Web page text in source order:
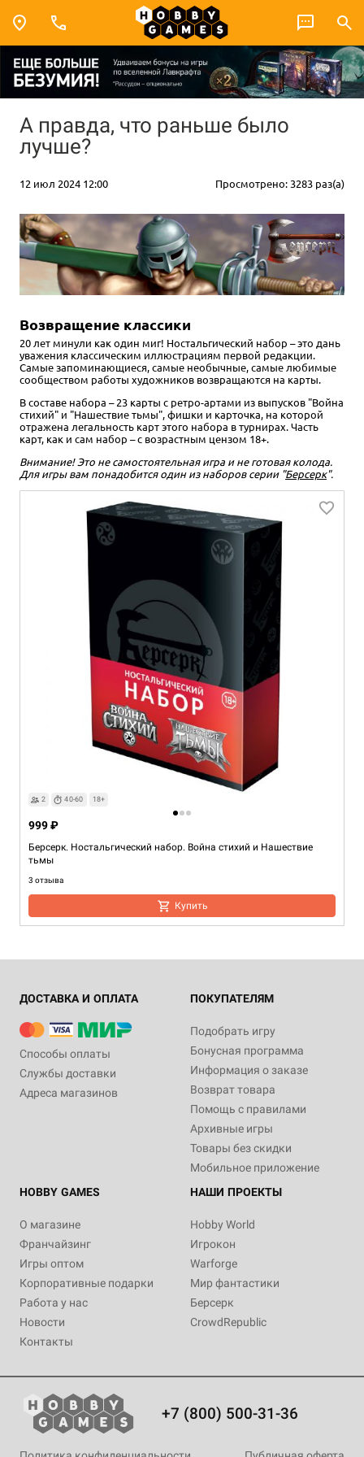
А правда, что раньше было
лучше?
12 июл 2024 12:00 Просмотрено: 3283 раз(а)
Возвращение классики
20 лет минули как один миг! Ностальгический набор – это дань
уважения классическим иллюстрациям первой редакции.
Самые запоминающиеся, самые необычные, самые любимые
сообществом работы художников возвращаются на карты.
В составе набора – 23 карты с ретро-артами из выпусков "Война
стихий" и "Нашествие тьмы", фишки и карточка, на которой
отражена легальность карт этого набора в турнирах. Часть
карт, как и сам набор – с возрастным цензом 18+.
Внимание! Это не самостоятельная игра и не готовая колода.
Для игры вам понадобится один из наборов серии "Берсерк".
2 40-60 18+
Берсерк. Ностальгический набор. Война стихий и Нашествие
тьмы
3 отзыва
999 ₽
Купить
ДОСТАВКА И ОПЛАТА
Способы оплаты
Службы доставки
Адреса магазинов
ПОКУПАТЕЛЯМ
Подобрать игру
Бонусная программа
Информация о заказе
Возврат товара
Помощь с правилами
Архивные игры
Товары без скидки
Мобильное приложение
HOBBY GAMES
О магазине
Франчайзинг
Игры оптом
Корпоративные подарки
Работа у нас
Новости
Контакты
НАШИ ПРОЕКТЫ
Hobby World
Игрокон
Warforge
Мир фантастики
Берсерк
CrowdRepublic
+7 (800) 500-31-36